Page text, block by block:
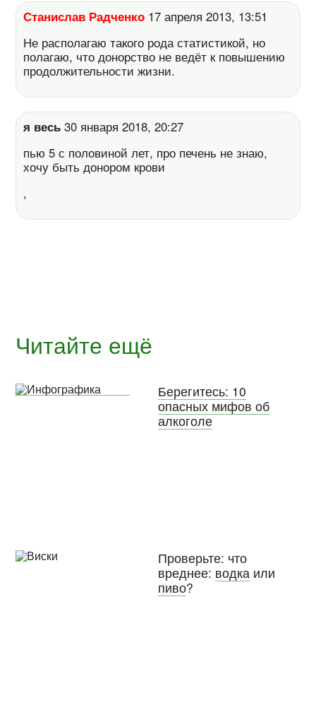
Станислав Радченко 17 апреля 2013, 13:51
Не располагаю такого рода статистикой, но
полагаю, что донорство не ведёт к повышению
продолжительности жизни.
я весь 30 января 2018, 20:27
пью 5 с половиной лет, про печень не знаю,
хочу быть донором крови
,
Читайте ещё
Берегитесь: 10
опасных мифов об
алкоголе
Проверьте: что
вреднее: водка или
пиво?